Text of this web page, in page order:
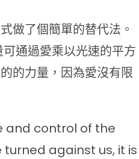
做了個簡單的替代法。
通過愛乘以光速的平方
的力量，因為愛沒有限
and control of the
against us, it is